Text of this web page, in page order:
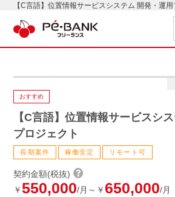
【C言語】位置情報サービスシステム 開発・運用
おすすめ
【C言語】位置情報サービスシ
プロジェクト
長期案件 稼働安定 リモート可
契約金額(税抜)
￥550,000/月～￥ 650,000/月